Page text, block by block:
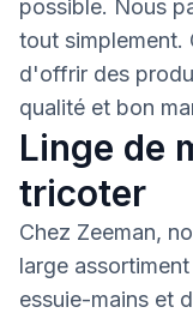
possible. Nous
tout simplement.
d'offrir des
qualité et bon
Linge de
tricoter
Chez Zeeman,
large
essuie-mains et